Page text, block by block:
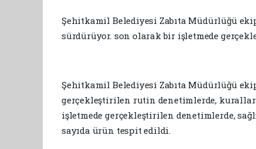
Şehitkamil Belediyesi Zabıta Müdürlüğü
sürdürüyor. son olarak bir işletmede
Şehitkamil Belediyesi Zabıta Müdürlüğü
gerçekleştirilen rutin denetimlerde,
işletmede gerçekleştirilen denetimlerde,
sayıda ürün tespit edildi.